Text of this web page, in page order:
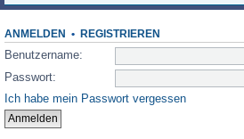
ANMELDEN • REGISTRIEREN
Benutzername:
Passwort:
Ich habe mein Passwort vergessen